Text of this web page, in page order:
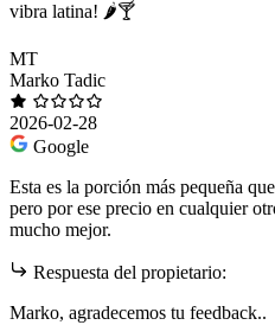
vibra latina! 🌶️🍸
MT
Marko Tadic
2026-02-28
Google
Esta es la porción más pequeña
pero por ese precio en cualquier
mucho mejor.
Respuesta del propietario:
Marko, agradecemos tu feedback..